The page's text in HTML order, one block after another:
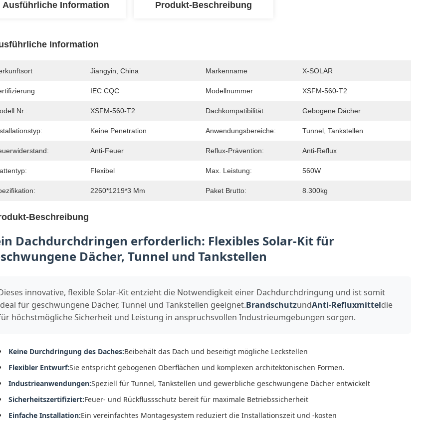
Ausführliche Information Produkt-Beschreibung
Information
Jiangyin, China Markenname X-SOLAR
IEC CQC Modellnummer XSFM-560-T2
Nr.: XSFM-560-T2 Dachkompatibilität: Gebogene Dächer
Keine Penetration Anwendungsbereiche: Tunnel, Tankstellen
Anti-Feuer Reflux-Prävention: Anti-Reflux
Flexibel Max. Leistung: 560W
2260*1219*3 Mm Paket Brutto: 8.300kg
Beschreibung
Dachdurchdringen erforderlich: Flexibles Solar-Kit für
Dächer, Tunnel und Tankstellen
innovative, flexible Solar-Kit entzieht die Notwendigkeit einer Dachdurchdringung und ist somit
für geschwungene Dächer, Tunnel und Tankstellen geeignet.BrandschutzundAnti-Refluxmitteldie
höchstmögliche Sicherheit und Leistung in anspruchsvollen Industrieumgebungen sorgen.
Keine Durchdringung des Daches:Beibehält das Dach und beseitigt mögliche Leckstellen
Flexibler Entwurf:Sie entspricht gebogenen Oberflächen und komplexen architektonischen Formen.
Industrieanwendungen:Speziell für Tunnel, Tankstellen und gewerbliche geschwungene Dächer entwickelt
Sicherheitszertifiziert:Feuer- und Rückflussschutz bereit für maximale Betriebssicherheit
Einfache Installation:Ein vereinfachtes Montagesystem reduziert die Installationszeit und -kosten